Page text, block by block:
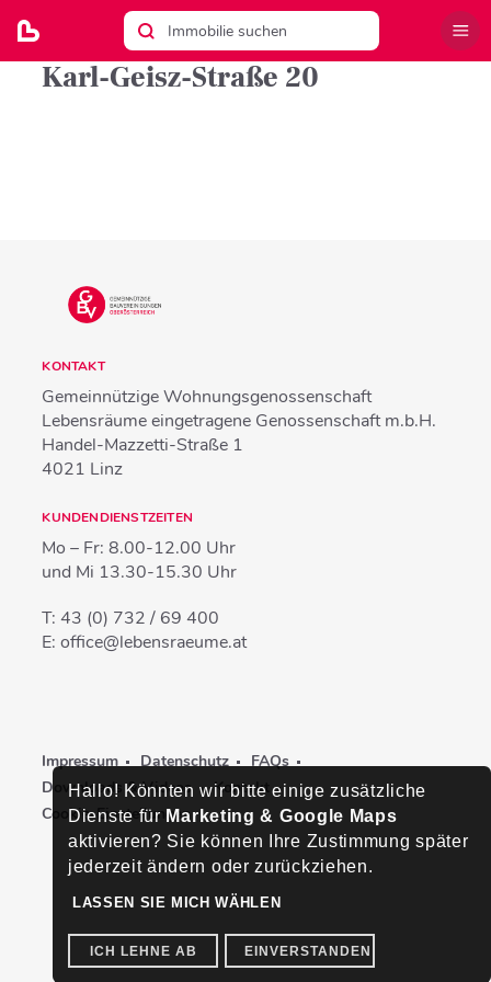
Karl-Geisz-Straße 20
KONTAKT
Gemeinnützige Wohnungsgenossenschaft
Lebensräume eingetragene Genossenschaft m.b.H.
Handel-Mazzetti-Straße 1
4021 Linz
KUNDENDIENSTZEITEN
Mo – Fr: 8.00-12.00 Uhr
und Mi 13.30-15.30 Uhr
T:43 (0) 732 / 69 400
E:office@lebensraeume.at
Impressum Datenschutz
FAQs
Downloads & Videos
Kontakt
Cookie-Einstellungen
Hallo! Könnten wir bitte einige zusätzliche
Dienste für Marketing & Google Maps
aktivieren? Sie können Ihre Zustimmung später
jederzeit ändern oder zurückziehen.
LASSEN SIE MICH WÄHLEN
ICH LEHNE AB EINVERSTANDEN